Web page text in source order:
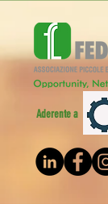
Aderente a